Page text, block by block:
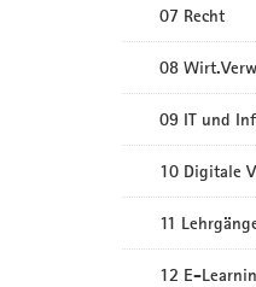
07 Recht
08
09 IT und
10 Digitale
11
12 E-